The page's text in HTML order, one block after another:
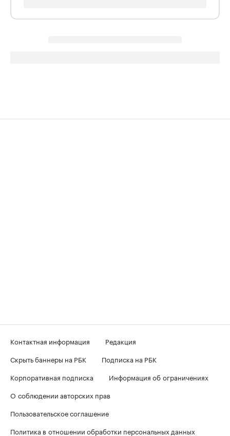
Контактная информация
Редакция
Скрыть баннеры на РБК
Подписка на РБК
Корпоративная подписка
Информация об ограничениях
О соблюдении авторских прав
Пользовательское соглашение
Политика в отношении обработки персональных данных